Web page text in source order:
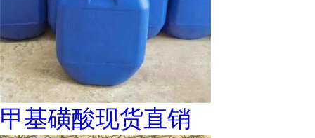
甲基磺酸现货直销